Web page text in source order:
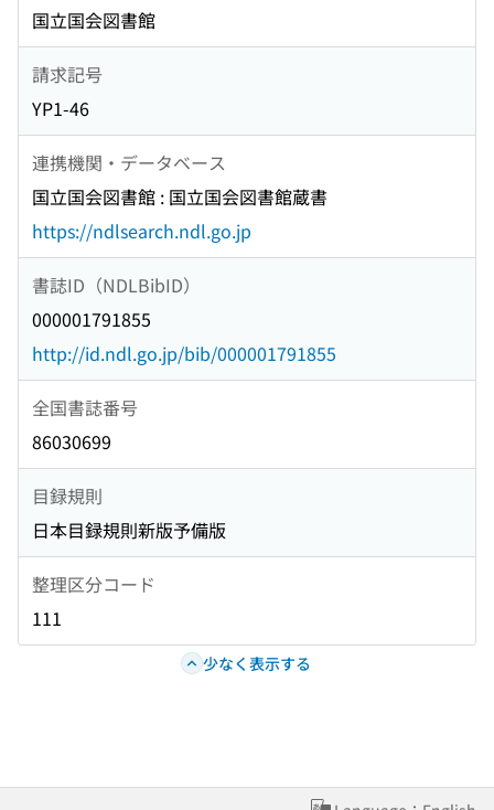
国立国会図書館
請求記号
YP1-46
連携機関・データベース
国立国会図書館 : 国立国会図書館蔵書
https://ndlsearch.ndl.go.jp
書誌ID（NDLBibID）
000001791855
http://id.ndl.go.jp/bib/000001791855
全国書誌番号
86030699
目録規則
日本目録規則新版予備版
整理区分コード
111
少なく表示する